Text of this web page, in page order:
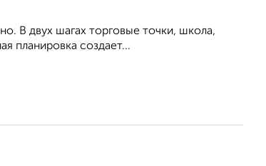
В двух шагах торговые точки, школа,
планировка создает...